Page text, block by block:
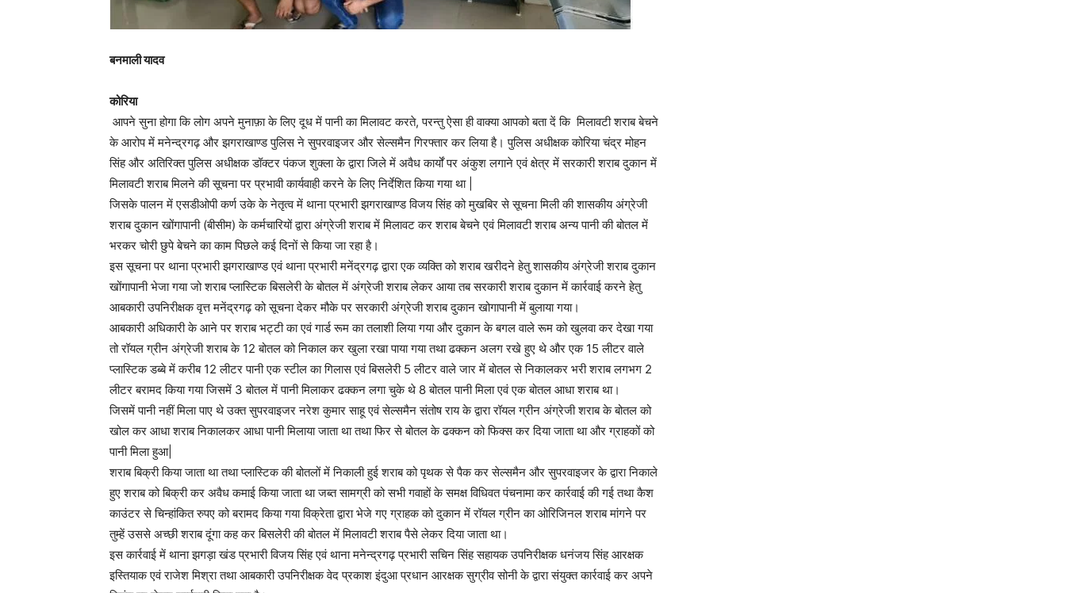
बनमाली यादव
कोरिया
आपने सुना होगा कि लोग अपने मुनाफ़ा के लिए दूध में पानी का मिलावट करते, परन्तु ऐसा ही वाक्या आपको बता दें कि मिलावटी शराब बेचने
के आरोप में मनेन्द्रगढ़ और झगराखाण्ड पुलिस ने सुपरवाइजर और सेल्समैन गिरफ्तार कर लिया है। पुलिस अधीक्षक कोरिया चंद्र मोहन
सिंह और अतिरिक्त पुलिस अधीक्षक डॉक्टर पंकज शुक्ला के द्वारा जिले में अवैध कार्यों पर अंकुश लगाने एवं क्षेत्र में सरकारी शराब दुकान में
मिलावटी शराब मिलने की सूचना पर प्रभावी कार्यवाही करने के लिए निर्देशित किया गया था |
जिसके पालन में एसडीओपी कर्ण उके के नेतृत्व में थाना प्रभारी झगराखाण्ड विजय सिंह को मुखबिर से सूचना मिली की शासकीय अंग्रेजी
शराब दुकान खोंगापानी (बीसीम) के कर्मचारियों द्वारा अंग्रेजी शराब में मिलावट कर शराब बेचने एवं मिलावटी शराब अन्य पानी की बोतल में
भरकर चोरी छुपे बेचने का काम पिछले कई दिनों से किया जा रहा है।
इस सूचना पर थाना प्रभारी झगराखाण्ड एवं थाना प्रभारी मनेंद्रगढ़ द्वारा एक व्यक्ति को शराब खरीदने हेतु शासकीय अंग्रेजी शराब दुकान
खोंगापानी भेजा गया जो शराब प्लास्टिक बिसलेरी के बोतल में अंग्रेजी शराब लेकर आया तब सरकारी शराब दुकान में कार्रवाई करने हेतु
आबकारी उपनिरीक्षक वृत्त मनेंद्रगढ़ को सूचना देकर मौके पर सरकारी अंग्रेजी शराब दुकान खोगापानी में बुलाया गया।
आबकारी अधिकारी के आने पर शराब भट्टी का एवं गार्ड रूम का तलाशी लिया गया और दुकान के बगल वाले रूम को खुलवा कर देखा गया
तो रॉयल ग्रीन अंग्रेजी शराब के 12 बोतल को निकाल कर खुला रखा पाया गया तथा ढक्कन अलग रखे हुए थे और एक 15 लीटर वाले
प्लास्टिक डब्बे में करीब 12 लीटर पानी एक स्टील का गिलास एवं बिसलेरी 5 लीटर वाले जार में बोतल से निकालकर भरी शराब लगभग 2
लीटर बरामद किया गया जिसमें 3 बोतल में पानी मिलाकर ढक्कन लगा चुके थे 8 बोतल पानी मिला एवं एक बोतल आधा शराब था।
जिसमें पानी नहीं मिला पाए थे उक्त सुपरवाइजर नरेश कुमार साहू एवं सेल्समैन संतोष राय के द्वारा रॉयल ग्रीन अंग्रेजी शराब के बोतल को
खोल कर आधा शराब निकालकर आधा पानी मिलाया जाता था तथा फिर से बोतल के ढक्कन को फिक्स कर दिया जाता था और ग्राहकों को
पानी मिला हुआ|
शराब बिक्री किया जाता था तथा प्लास्टिक की बोतलों में निकाली हुई शराब को पृथक से पैक कर सेल्समैन और सुपरवाइजर के द्वारा निकाले
हुए शराब को बिक्री कर अवैध कमाई किया जाता था जब्त सामग्री को सभी गवाहों के समक्ष विधिवत पंचनामा कर कार्रवाई की गई तथा कैश
काउंटर से चिन्हांकित रुपए को बरामद किया गया विक्रेता द्वारा भेजे गए ग्राहक को दुकान में रॉयल ग्रीन का ओरिजिनल शराब मांगने पर
तुम्हें उससे अच्छी शराब दूंगा कह कर बिसलेरी की बोतल में मिलावटी शराब पैसे लेकर दिया जाता था।
इस कार्रवाई में थाना झगड़ा खंड प्रभारी विजय सिंह एवं थाना मनेन्द्रगढ़ प्रभारी सचिन सिंह सहायक उपनिरीक्षक धनंजय सिंह आरक्षक
इस्तियाक एवं राजेश मिश्रा तथा आबकारी उपनिरीक्षक वेद प्रकाश इंदुआ प्रधान आरक्षक सुग्रीव सोनी के द्वारा संयुक्त कार्रवाई कर अपने